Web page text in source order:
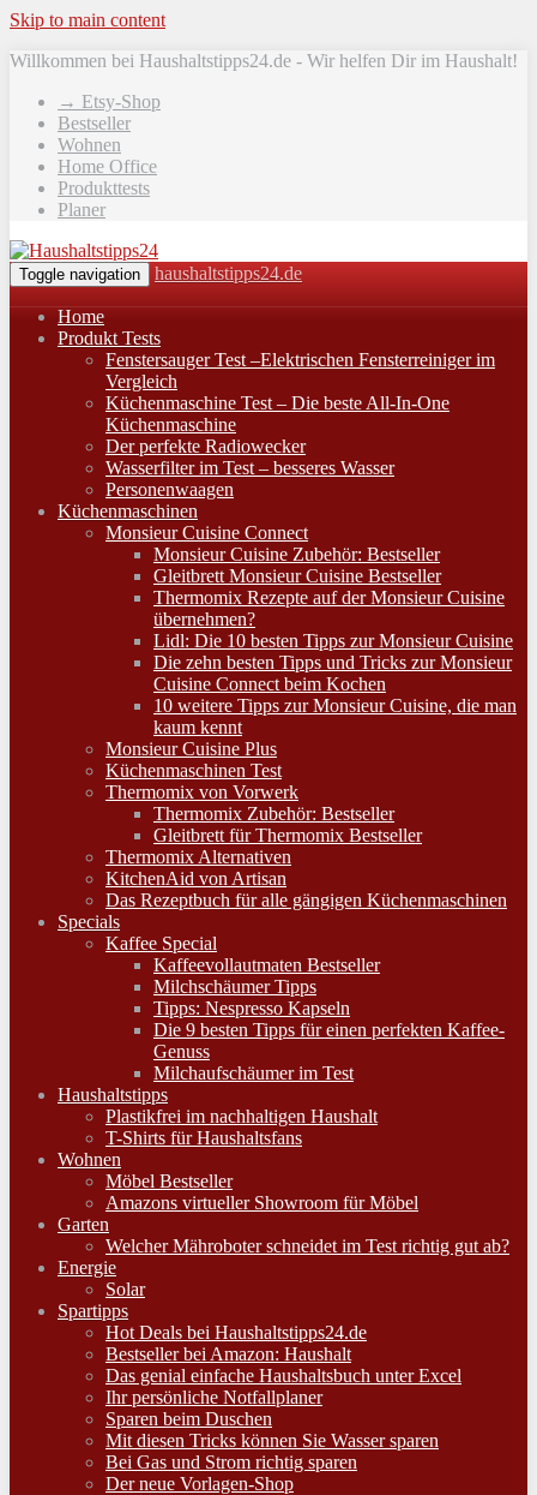
Skip to main content
Willkommen bei Haushaltstipps24.de - Wir helfen Dir im Haushalt!
→ Etsy-Shop
Bestseller
Wohnen
Home Office
Produkttests
Planer
Toggle navigation haushaltstipps24.de
Home
Produkt Tests
Fenstersauger Test –Elektrischen Fensterreiniger im
Vergleich
Küchenmaschine Test – Die beste All-In-One
Küchenmaschine
Der perfekte Radiowecker
Wasserfilter im Test – besseres Wasser
Personenwaagen
Küchenmaschinen
Monsieur Cuisine Connect
Monsieur Cuisine Zubehör: Bestseller
Gleitbrett Monsieur Cuisine Bestseller
Thermomix Rezepte auf der Monsieur Cuisine
übernehmen?
Lidl: Die 10 besten Tipps zur Monsieur Cuisine
Die zehn besten Tipps und Tricks zur Monsieur
Cuisine Connect beim Kochen
10 weitere Tipps zur Monsieur Cuisine, die man
kaum kennt
Monsieur Cuisine Plus
Küchenmaschinen Test
Thermomix von Vorwerk
Thermomix Zubehör: Bestseller
Gleitbrett für Thermomix Bestseller
Thermomix Alternativen
KitchenAid von Artisan
Das Rezeptbuch für alle gängigen Küchenmaschinen
Specials
Kaffee Special
Kaffeevollautmaten Bestseller
Milchschäumer Tipps
Tipps: Nespresso Kapseln
Die 9 besten Tipps für einen perfekten Kaffee-
Genuss
Milchaufschäumer im Test
Haushaltstipps
Plastikfrei im nachhaltigen Haushalt
T-Shirts für Haushaltsfans
Wohnen
Möbel Bestseller
Amazons virtueller Showroom für Möbel
Garten
Welcher Mähroboter schneidet im Test richtig gut ab?
Energie
Solar
Spartipps
Hot Deals bei Haushaltstipps24.de
Bestseller bei Amazon: Haushalt
Das genial einfache Haushaltsbuch unter Excel
Ihr persönliche Notfallplaner
Sparen beim Duschen
Mit diesen Tricks können Sie Wasser sparen
Bei Gas und Strom richtig sparen
Der neue Vorlagen-Shop